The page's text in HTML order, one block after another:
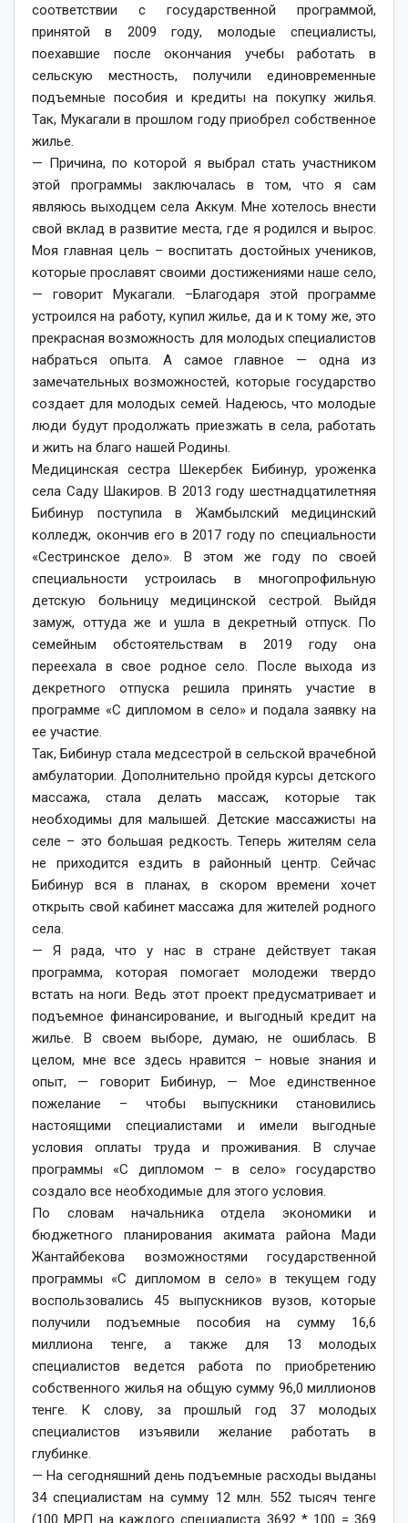
соответствии с государственной программой,
принятой в 2009 году, молодые специалисты,
поехавшие после окончания учебы работать в
сельскую местность, получили единовременные
подъемные пособия и кредиты на покупку жилья.
Так, Мукагали в прошлом году приобрел собственное
жилье.
— Причина, по которой я выбрал стать участником
этой программы заключалась в том, что я сам
являюсь выходцем села Аккум. Мне хотелось внести
свой вклад в развитие места, где я родился и вырос.
Моя главная цель – воспитать достойных учеников,
которые прославят своими достижениями наше село,
— говорит Мукагали. –Благодаря этой программе
устроился на работу, купил жилье, да и к тому же, это
прекрасная возможность для молодых специалистов
набраться опыта. А самое главное — одна из
замечательных возможностей, которые государство
создает для молодых семей. Надеюсь, что молодые
люди будут продолжать приезжать в села, работать
и жить на благо нашей Родины.
Медицинская сестра Шекербек Бибинур, уроженка
села Саду Шакиров. В 2013 году шестнадцатилетняя
Бибинур поступила в Жамбылский ме­дицинский
колледж, окончив его в 2017 году по специальности
«Сестринское дело». В этом же году по своей
специальности устроилась в многопрофильную
детскую больницу медицинской сестрой. Выйдя
замуж, оттуда же и ушла в декретный отпуск. По
семейным обстоятельствам в 2019 году она
переехала в свое родное село. После выхода из
декретного отпуска решила принять участие в
программе «С дипломом в село» и подала заявку на
ее участие.
Так, Бибинур стала медсестрой в сельской врачебной
амбулатории. Дополнительно пройдя курсы детского
массажа, стала делать массаж, которые так
необходимы для малышей. Детские массажисты на
селе – это большая редкость. Теперь жителям села
не приходится ездить в районный центр. Сейчас
Бибинур вся в планах, в скором времени хочет
открыть свой кабинет массажа для жителей родного
села.
— Я рада, что у нас в стране действует такая
программа, которая помогает молодежи твердо
встать на ноги. Ведь этот проект предусматривает и
подъемное финансирование, и выгодный кредит на
жилье. В своем выборе, думаю, не ошиблась. В
целом, мне все здесь нравится – новые знания и
опыт, — говорит Бибинур, — Мое единственное
пожелание – чтобы выпускники становились
настоящими специалистами и имели выгодные
условия оплаты труда и проживания. В случае
программы «С дипломом – в село» государство
создало все необходимые для этого условия.
По словам начальника отдела экономики и
бюджетного планирования акимата района Мади
Жантайбекова возможностями государственной
программы «С дипломом в село» в текущем году
воспользовались 45 выпускников вузов, которые
получили подъемные пособия на сумму 16,6
миллиона тенге, а также для 13 молодых
специалистов ведется работа по приобретению
собственного жилья на общую сумму 96,0 миллионов
тенге. К слову, за прошлый год 37 молодых
специалистов изъявили желание работать в
глубинке.
— На сегодняшний день подъемные расходы выданы
34 специалистам на сумму 12 млн. 552 тысяч тенге
(100 МРП на каждого специалиста 3692 * 100 = 369